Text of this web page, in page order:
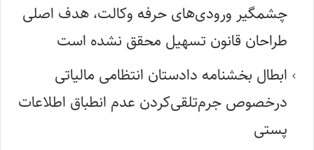
چشمگیر ورودی‌های حرفه وکالت، هدف اصلی
طراحان قانون تسهیل محقق نشده است
ابطال بخشنامه دادستان انتظامی مالیاتی
درخصوص جرم‌تلقی‌کردن عدم انطباق اطلاعات
پستی